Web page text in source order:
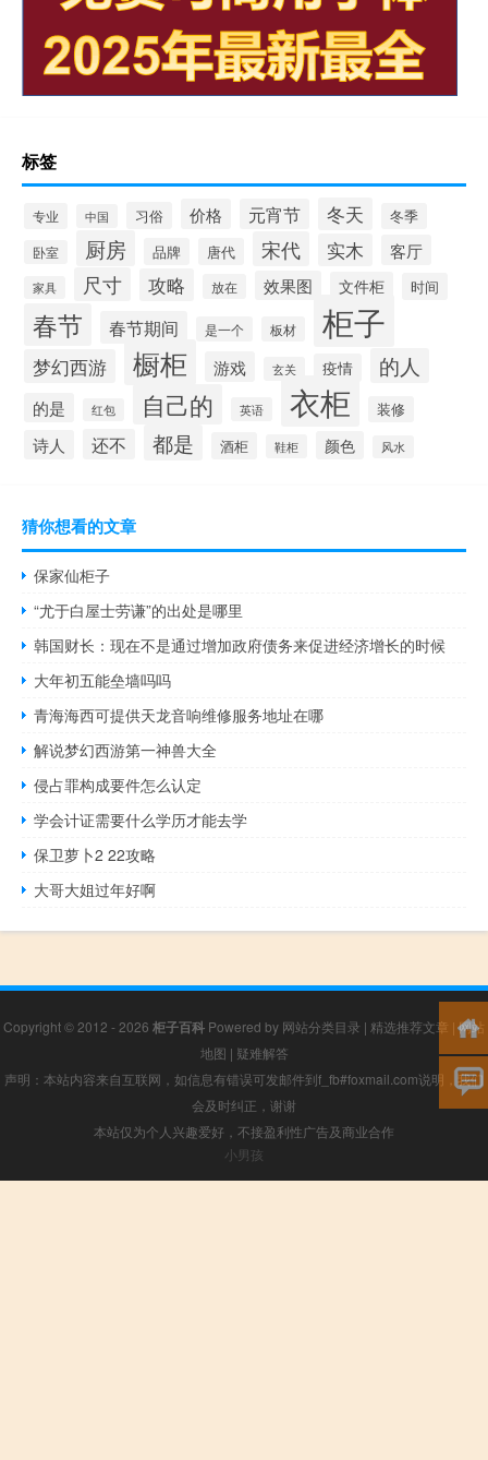
标签
专业 中国 习俗 价格 元宵节 冬天 冬季
卧室 厨房 品牌 唐代 宋代 实木 客厅
家具 尺寸 攻略 放在 效果图 文件柜 时间
春节 春节期间 是一个 板材 柜子
梦幻西游 橱柜 游戏 玄关 疫情 的人
的是 红包 自己的 英语 衣柜 装修
诗人 还不 都是 酒柜 鞋柜 颜色 风水
猜你想看的文章
保家仙柜子
“尤于白屋士劳谦”的出处是哪里
韩国财长：现在不是通过增加政府债务来促进经济增长的时候
大年初五能垒墙吗吗
青海海西可提供天龙音响维修服务地址在哪
解说梦幻西游第一神兽大全
侵占罪构成要件怎么认定
学会计证需要什么学历才能去学
保卫萝卜2 22攻略
大哥大姐过年好啊
Copyright © 2012 - 2026 柜子百科 Powered by 网站分类目录 | 精选推荐文章 |网站
地图 | 疑难解答
声明：本站内容来自互联网，如信息有错误可发邮件到f_fb#foxmail.com说明，我们
会及时纠正，谢谢
本站仅为个人兴趣爱好，不接盈利性广告及商业合作
小男孩